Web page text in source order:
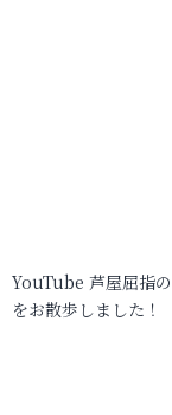
YouTube 芦屋屈指
をお散歩しました！